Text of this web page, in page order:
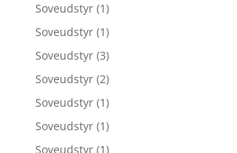
Soveudstyr (1)
Soveudstyr (1)
Soveudstyr (3)
Soveudstyr (2)
Soveudstyr (1)
Soveudstyr (1)
Soveudstyr (1)